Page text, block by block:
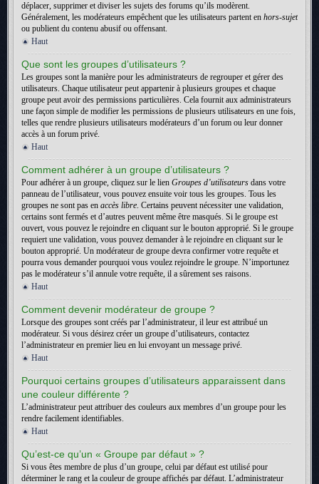
déplacer, supprimer et diviser les sujets des forums qu’ils modèrent.
Généralement, les modérateurs empêchent que les utilisateurs partent en hors-sujet
ou publient du contenu abusif ou offensant.
Haut
Que sont les groupes d’utilisateurs ?
Les groupes sont la manière pour les administrateurs de regrouper et gérer des
utilisateurs. Chaque utilisateur peut appartenir à plusieurs groupes et chaque
groupe peut avoir des permissions particulières. Cela fournit aux administrateurs
une façon simple de modifier les permissions de plusieurs utilisateurs en une fois,
telles que rendre plusieurs utilisateurs modérateurs d’un forum ou leur donner
accès à un forum privé.
Haut
Comment adhérer à un groupe d’utilisateurs ?
Pour adhérer à un groupe, cliquez sur le lien Groupes d’utilisateurs dans votre
panneau de l’utilisateur, vous pouvez ensuite voir tous les groupes. Tous les
groupes ne sont pas en accès libre. Certains peuvent nécessiter une validation,
certains sont fermés et d’autres peuvent même être masqués. Si le groupe est
ouvert, vous pouvez le rejoindre en cliquant sur le bouton approprié. Si le groupe
requiert une validation, vous pouvez demander à le rejoindre en cliquant sur le
bouton approprié. Un modérateur de groupe devra confirmer votre requête et
pourra vous demander pourquoi vous voulez rejoindre le groupe. N’importunez
pas le modérateur s’il annule votre requête, il a sûrement ses raisons.
Haut
Comment devenir modérateur de groupe ?
Lorsque des groupes sont créés par l’administrateur, il leur est attribué un
modérateur. Si vous désirez créer un groupe d’utilisateurs, contactez
l’administrateur en premier lieu en lui envoyant un message privé.
Haut
Pourquoi certains groupes d’utilisateurs apparaissent dans
une couleur différente ?
L’administrateur peut attribuer des couleurs aux membres d’un groupe pour les
rendre facilement identifiables.
Haut
Qu’est-ce qu’un « Groupe par défaut » ?
Si vous êtes membre de plus d’un groupe, celui par défaut est utilisé pour
déterminer le rang et la couleur de groupe affichés par défaut. L’administrateur